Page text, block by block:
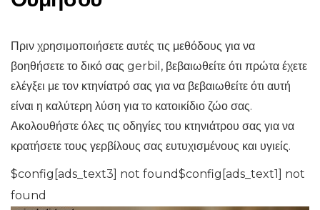
Πριν χρησιμοποιήσετε αυτές τις μεθόδους για να
βοηθήσετε το δικό σας gerbil, βεβαιωθείτε ότι πρώτα έχετε
ελέγξει με τον κτηνίατρό σας για να βεβαιωθείτε ότι αυτή
είναι η καλύτερη λύση για το κατοικίδιο ζώο σας.
Ακολουθήστε όλες τις οδηγίες του κτηνιάτρου σας για να
κρατήσετε τους γερβίλους σας ευτυχισμένους και υγιείς.
$config[ads_text3] not found$config[ads_text1] not
found